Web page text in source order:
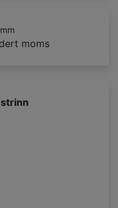
mm
moms